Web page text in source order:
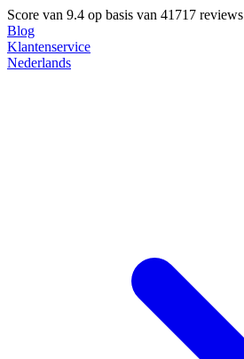
Score van 9.4 op basis van 41717 reviews
Blog
Klantenservice
Nederlands